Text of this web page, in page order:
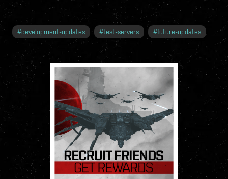
#development-updates #test-servers #future-updates